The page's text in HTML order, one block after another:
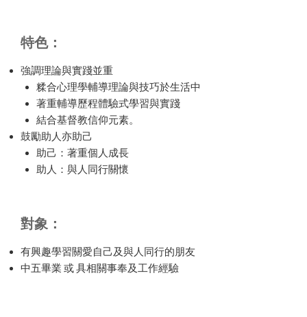
特色：
強調理論與實踐並重
糅合心理學輔導理論與技巧於生活中
著重輔導歷程體驗式學習與實踐
結合基督教信仰元素。
鼓勵助人亦助己
助己：著重個人成長
助人：與人同行關懷
對象：
有興趣學習關愛自己及與人同行的朋友
中五畢業 或 具相關事奉及工作經驗